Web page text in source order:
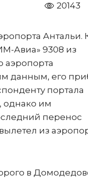
20143
Антальи.
Авиа» 9308 из
аэропорта
данным, его
портала
однако им
перенос
из
в